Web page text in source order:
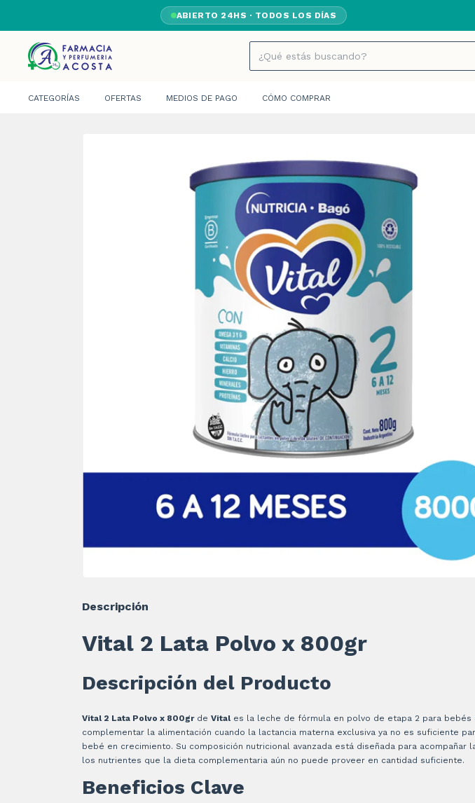
ABIERTO 24HS · TODOS LOS DÍAS
CATEGORÍAS OFERTAS MEDIOS DE PAGO CÓMO COMPRAR
Descripción
Vital 2 Lata Polvo x 800gr
Descripción del Producto
Vital 2 Lata Polvo x 800grde Vital es la leche de fórmula en polvo de etapa 2 para
complementar la alimentación cuando la lactancia materna exclusiva ya no es suficiente
bebé en crecimiento. Su composición nutricional avanzada está diseñada para
los nutrientes que la dieta complementaria aún no puede proveer en cantidad suficiente.
Beneficios Clave